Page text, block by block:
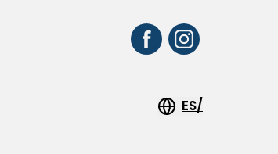
ES/